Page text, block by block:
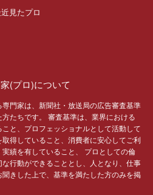
見たプロ
(プロ)について
門家は、新聞社・放送局の広告審査基準
たちです。 審査基準は、業界における
と、プロフェッショナルとして活動して
得していること、消費者に安心してご利
績を有していること、 プロとしての倫
行動ができることとし、人となり、仕事
きした上で、基準を満たした方のみを掲